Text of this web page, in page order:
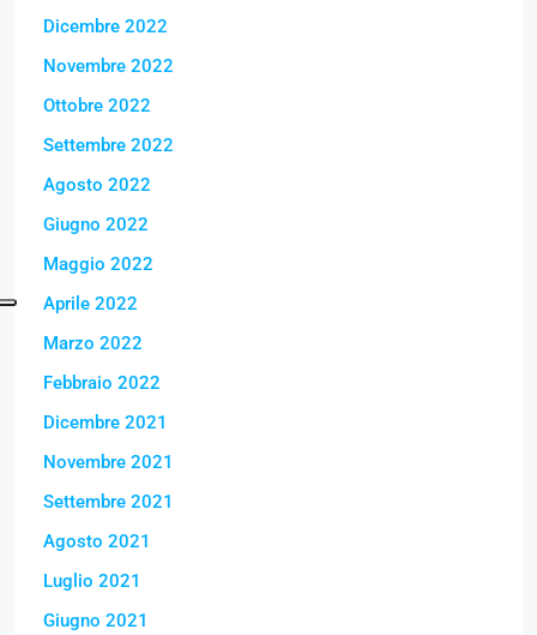
Dicembre 2022
Novembre 2022
Ottobre 2022
Settembre 2022
Agosto 2022
Giugno 2022
Maggio 2022
Aprile 2022
Marzo 2022
Febbraio 2022
Dicembre 2021
Novembre 2021
Settembre 2021
Agosto 2021
Luglio 2021
Giugno 2021